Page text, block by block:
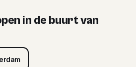
in de buurt van